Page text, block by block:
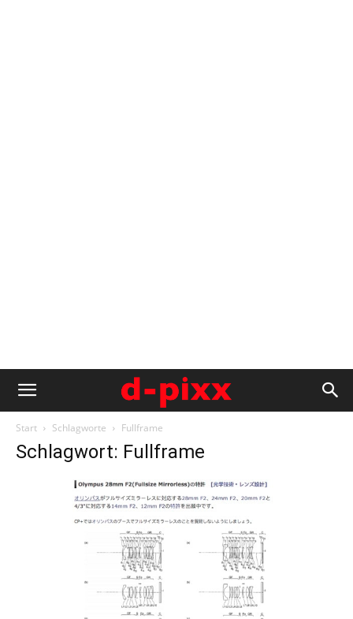
Start Schlagworte Fullframe
Schlagwort: Fullframe